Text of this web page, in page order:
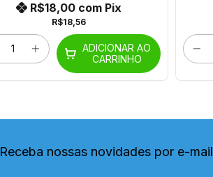
R$18,56
R$18,00 com Pix
ADICIONAR AO
CARRINHO
Receba nossas novidades por e-mail